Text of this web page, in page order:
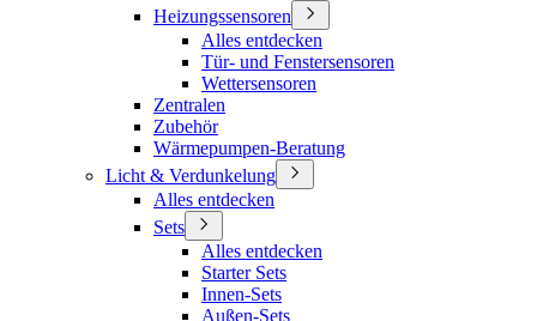
Heizungssensoren
Alles entdecken
Tür- und Fenstersensoren
Wettersensoren
Zentralen
Zubehör
Wärmepumpen-Beratung
Licht & Verdunkelung
Alles entdecken
Sets
Alles entdecken
Starter Sets
Innen-Sets
Außen-Sets